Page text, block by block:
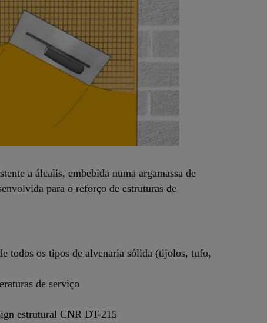
a álcalis, embebida numa argamassa de
para o reforço de estruturas de
todos os tipos de alvenaria sólida (tijolos, tufo,
de serviço
estrutural CNR DT-215